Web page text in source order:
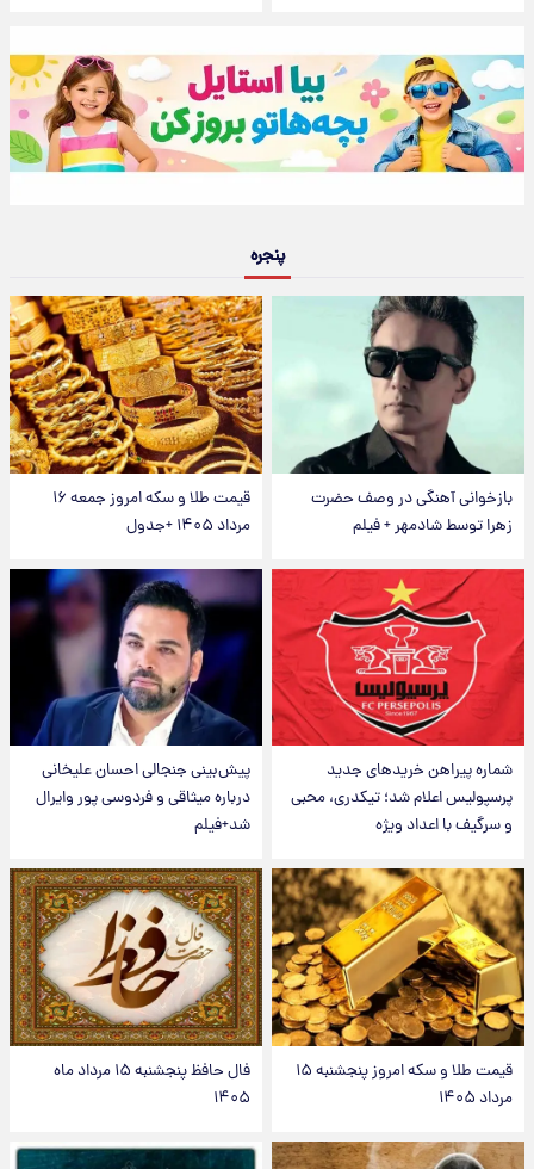
پنجره
بازخوانی آهنگی در وصف حضرت
زهرا توسط شادمهر + فیلم
قیمت طلا و سکه امروز جمعه ۱۶
مرداد ۱۴۰۵ +جدول
شماره پیراهن خریدهای جدید
پرسپولیس اعلام شد؛ تیکدری، محبی
و سرگیف با اعداد ویژه
پیش‌بینی جنجالی احسان علیخانی
درباره میثاقی و فردوسی پور وایرال
شد+فیلم
قیمت طلا و سکه امروز پنجشنبه ۱۵
مرداد ۱۴۰۵
فال حافظ پنجشنبه ۱۵ مرداد ماه
۱۴۰۵